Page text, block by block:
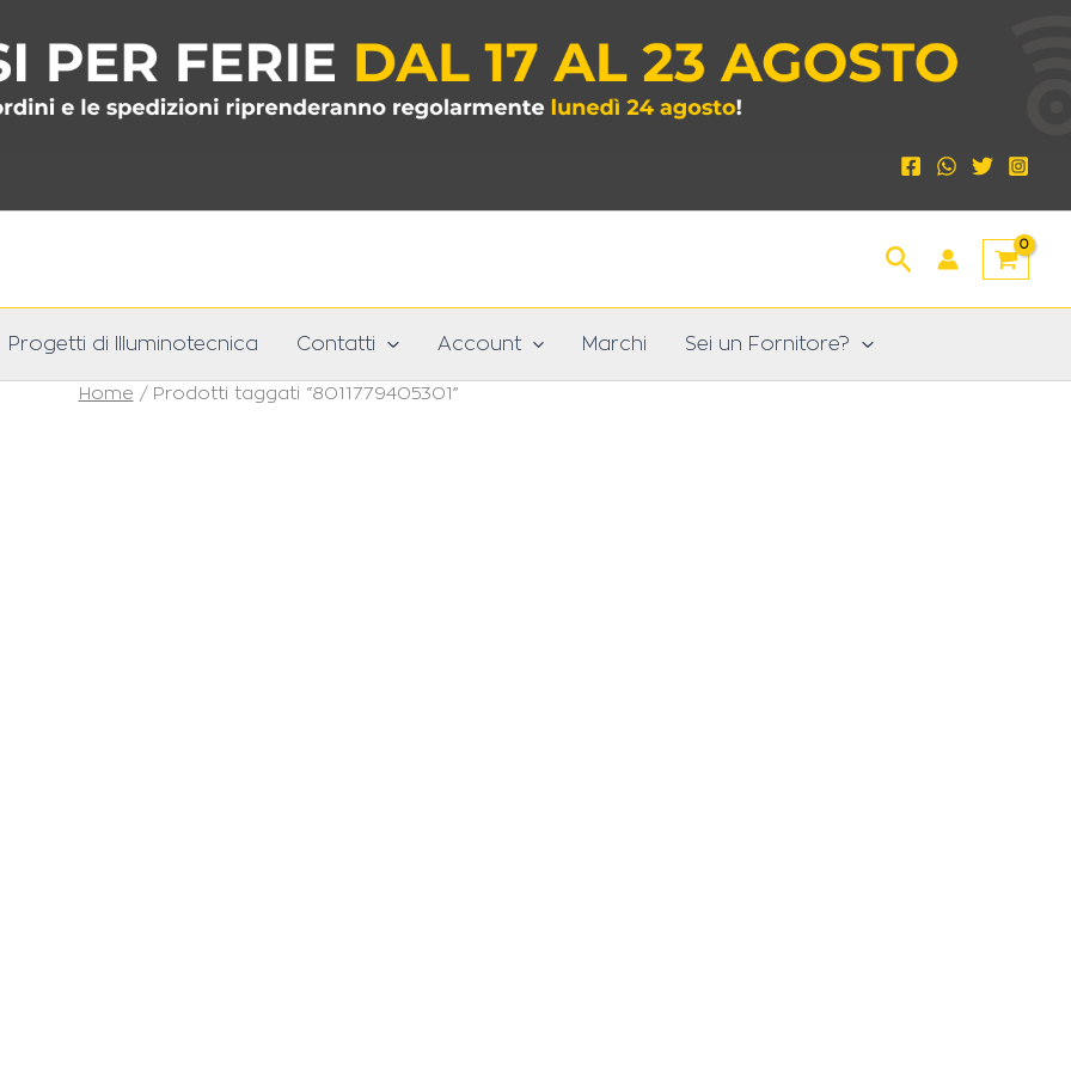
Cerca
Progetti di Illuminotecnica Contatti Account Marchi Sei un Fornitore?
Home / Prodotti taggati “8011779405301”